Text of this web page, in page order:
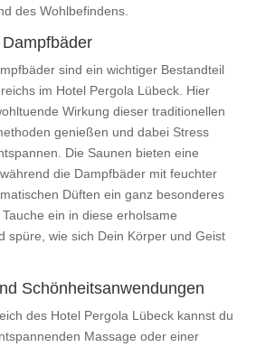
des Wohlbefindens.
sind ein wichtiger Bestandteil
im Hotel Pergola Lübeck. Hier
Wirkung dieser traditionellen
genießen und dabei Stress
Die Saunen bieten eine
die Dampfbäder mit feuchter
Düften ein ganz besonderes
ein in diese erholsame
spüre, wie sich Dein Körper und Geist
Schönheitsanwendungen
des Hotel Pergola Lübeck kannst du
Massage oder einer